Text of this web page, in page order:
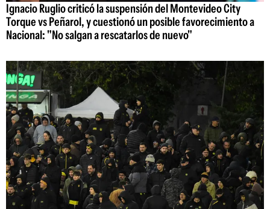
Ignacio Ruglio criticó la suspensión del Montevideo City
Torque vs Peñarol, y cuestionó un posible favorecimiento a
Nacional: "No salgan a rescatarlos de nuevo"